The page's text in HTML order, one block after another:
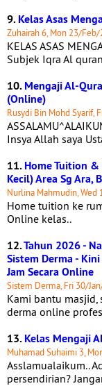
9.Kelas Asas
Zuhairah 6, Mon 23/
KELAS ASAS
Subjek Iqra Al
10.Mengaji Al-
(Online)
Rusydi Bin Mohd Syarif,
Insya Allah saya
11.Home Tuition
Kecil) Area Sg Ara,
Nurlina Mahmudin,
Home tuition ke
Online kelas..
12.Tahun 2026 -
Sistem Derma -
Jam Secara Online
Sistem Derma, Fri 30/
Kami bantu masjid,
derma online
13.Kelas Mengaji
Muhamad Suhaimi 3,
Asslamualaikum..
persendirian?